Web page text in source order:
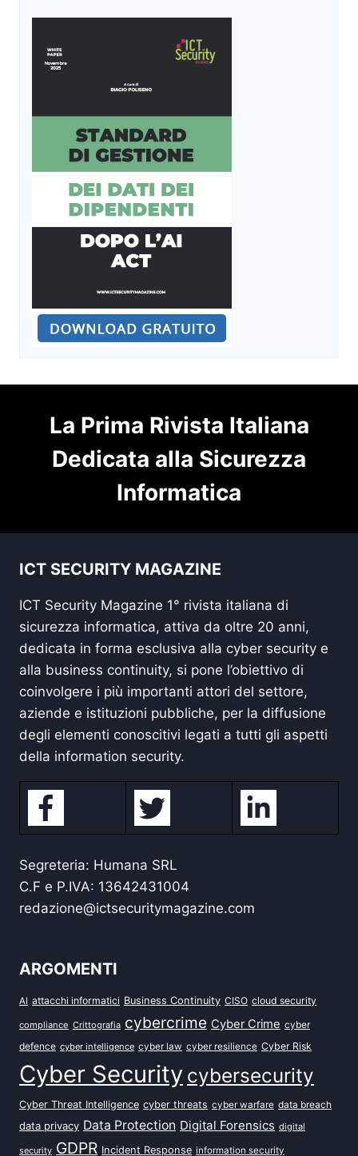
La Prima Rivista Italiana
Dedicata alla Sicurezza
Informatica
ICT SECURITY MAGAZINE
ICT Security Magazine 1° rivista italiana di
sicurezza informatica, attiva da oltre 20 anni,
dedicata in forma esclusiva alla cyber security e
alla business continuity, si pone l’obiettivo di
coinvolgere i più importanti attori del settore,
aziende e istituzioni pubbliche, per la diffusione
degli elementi conoscitivi legati a tutti gli aspetti
della information security.
Segreteria: Humana SRL
C.F e P.IVA: 13642431004
redazione@ictsecuritymagazine.com
ARGOMENTI
AI attacchi informatici Business Continuity CISO cloud security
compliance Crittografia cybercrime Cyber Crime cyber
defence cyber intelligence cyber law cyber resilience Cyber Risk
Cyber Security cybersecurity
Cyber Threat Intelligence cyber threats cyber warfare data breach
data privacy Data Protection Digital Forensics digital
security GDPR Incident Response information security